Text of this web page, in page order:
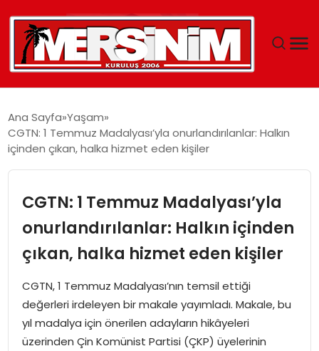
YAŞAM
EĞITIM
SPOR
EKONOMI
Ana Sayfa Yaşam
CGTN: 1 Temmuz Madalyası’yla onurlandırılanlar: Halkın
içinden çıkan, halka hizmet eden kişiler
CGTN: 1 Temmuz Madalyası’yla
onurlandırılanlar: Halkın içinden
çıkan, halka hizmet eden kişiler
CGTN, 1 Temmuz Madalyası’nın temsil ettiği
değerleri irdeleyen bir makale yayımladı. Makale, bu
yıl madalya için önerilen adayların hikâyeleri
üzerinden Çin Komünist Partisi (ÇKP) üyelerinin